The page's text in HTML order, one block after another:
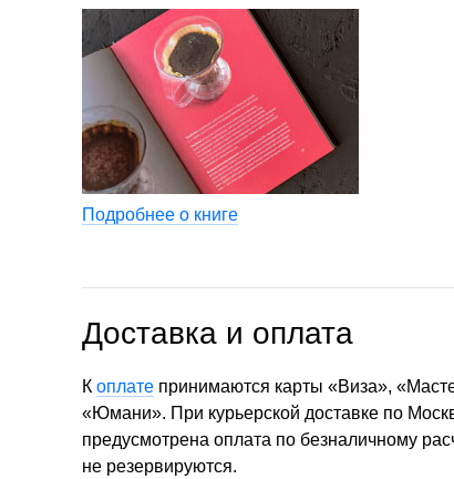
Подробнее о книге
Доставка и оплата
К оплате принимаются карты «Виза»,
«Юмани». При курьерской доставке по
предусмотрена оплата по безналичному
не резервируются.